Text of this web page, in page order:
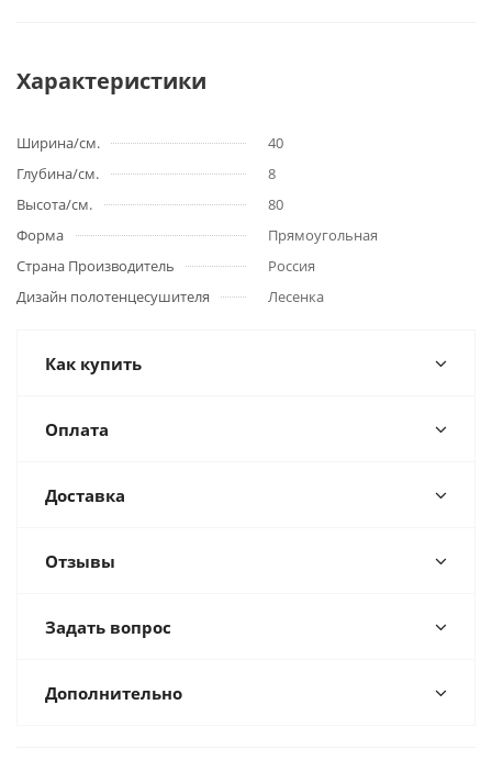
Характеристики
Ширина/см.
40
Глубина/см.
8
Высота/см.
80
Форма
Прямоугольная
Страна Производитель
Россия
Дизайн полотенцесушителя
Лесенка
Как купить
Оплата
Доставка
Отзывы
Задать вопрос
Дополнительно